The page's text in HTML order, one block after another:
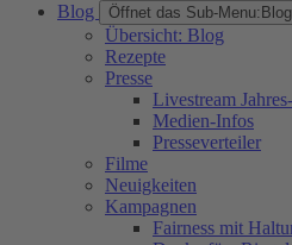
Blog
Öffnet das Sub-Menu: Blog
Übersicht: Blog
Rezepte
Presse
Livestream
Medien-Infos
Presseverteiler
Filme
Neuigkeiten
Kampagnen
Fairness mit